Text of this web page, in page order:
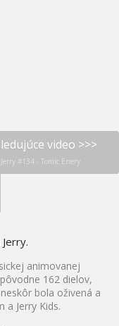
video >>>
#134 - Tomic Enery
animovanej
162 dielov,
bola oživená a
a Jerry Kids.